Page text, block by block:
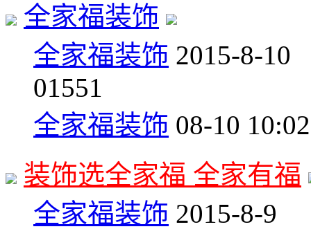
全家福装饰
全家福装饰 2015-8-10
01551
全家福装饰 08-10 10:02
装饰选全家福 全家有福
全家福装饰 2015-8-9